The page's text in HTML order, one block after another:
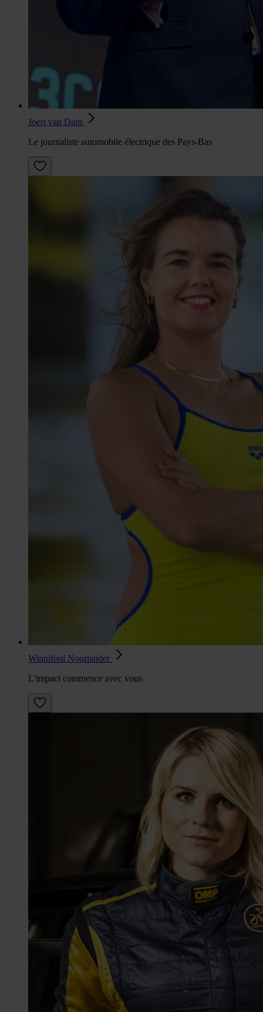
Joeri van Dam
Le journaliste automobile électrique des Pays-Bas
Winnifred Noorlander
L'impact commence avec vous